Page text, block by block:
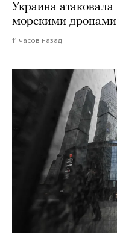
Украина
морскими дронами
11 часов назад